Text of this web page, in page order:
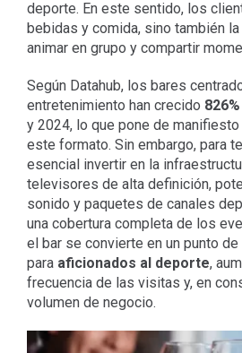
deporte. En este sentido, los
bebidas y comida, sino también
animar en grupo y compartir
Según Datahub, los bares
entretenimiento han crecido 826%
y 2024, lo que pone de
este formato. Sin embargo, para
esencial invertir en la
televisores de alta definición,
sonido y paquetes de canales
una cobertura completa de los
el bar se convierte en un punto
para aficionados al deporte,
frecuencia de las visitas y, en
volumen de negocio.